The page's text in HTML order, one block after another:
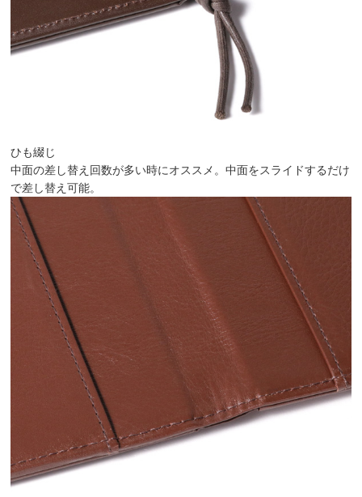
ひも綴じ
中面の差し替え回数が多い時にオススメ。中面をスライドするだけ
で差し替え可能。